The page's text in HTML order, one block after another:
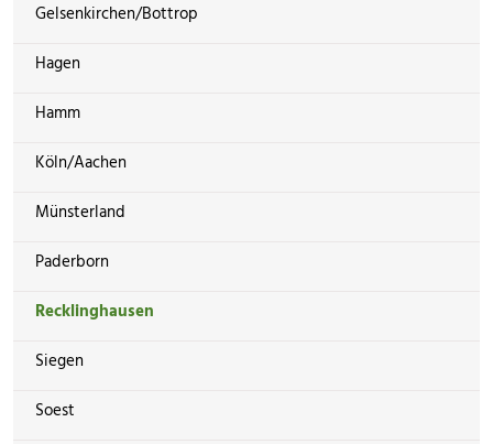
Gelsenkirchen/Bottrop
Hagen
Hamm
Köln/Aachen
Münsterland
Paderborn
Recklinghausen
Siegen
Soest